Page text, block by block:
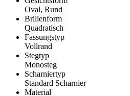
Oval, Rund
Brillenform
Quadratisch
Fassungstyp
Vollrand
Stegtyp
Monosteg
Scharniertyp
Standard Scharnier
Material